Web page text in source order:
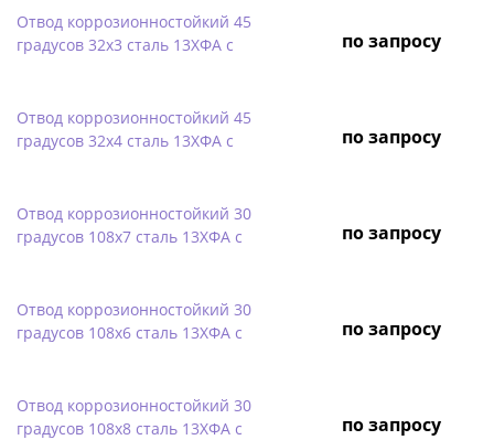
Отвод коррозионностойкий 45
градусов 32х3 сталь 13ХФА с
по запросу
Отвод коррозионностойкий 45
градусов 32х4 сталь 13ХФА с
по запросу
Отвод коррозионностойкий 30
градусов 108х7 сталь 13ХФА с
по запросу
Отвод коррозионностойкий 30
градусов 108х6 сталь 13ХФА с
по запросу
Отвод коррозионностойкий 30
градусов 108х8 сталь 13ХФА с
по запросу